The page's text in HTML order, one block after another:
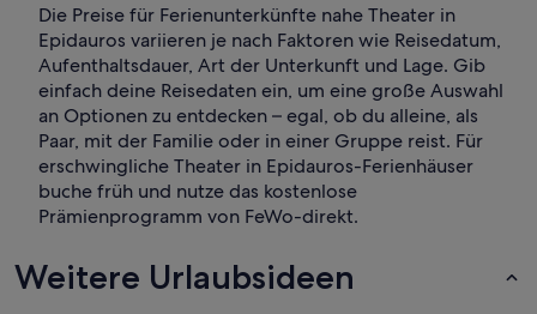
Die Preise für Ferienunterkünfte nahe Theater in
Epidauros variieren je nach Faktoren wie Reisedatum,
Aufenthaltsdauer, Art der Unterkunft und Lage. Gib
einfach deine Reisedaten ein, um eine große Auswahl
an Optionen zu entdecken – egal, ob du alleine, als
Paar, mit der Familie oder in einer Gruppe reist. Für
erschwingliche Theater in Epidauros-Ferienhäuser
buche früh und nutze das kostenlose
Prämienprogramm von FeWo-direkt.
Weitere Urlaubsideen